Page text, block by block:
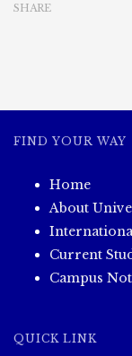
SHARE
FIND YOUR WAY
Home
About
Current
Campus
QUICK LINK